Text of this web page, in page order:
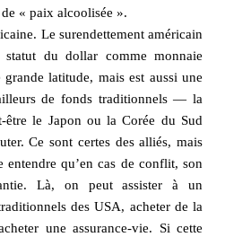
« paix alcoolisée ».
Le surendettement américain
du dollar comme monnaie
latitude, mais est aussi une
de fonds traditionnels — la
être le Japon ou la Corée du Sud
Ce sont certes des alliés, mais
entendre qu’en cas de conflit, son
Là, on peut assister à un
des USA, acheter de la
une assurance-vie. Si cette